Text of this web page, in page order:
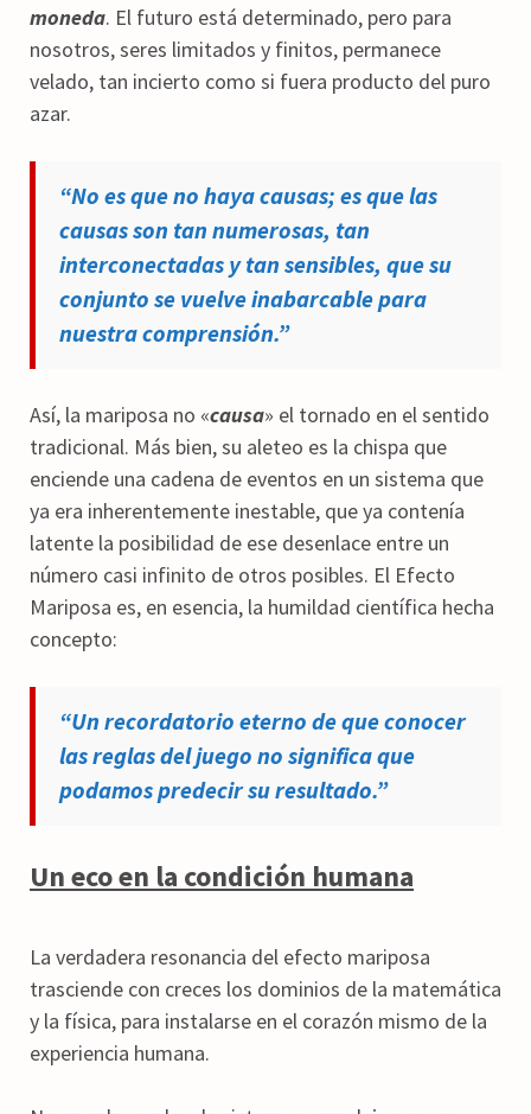
moneda. El futuro está determinado, pero para
nosotros, seres limitados y finitos, permanece
velado, tan incierto como si fuera producto del puro
azar.
“No es que no haya causas; es que las
causas son tan numerosas, tan
interconectadas y tan sensibles, que su
conjunto se vuelve inabarcable para
nuestra comprensión.”
Así, la mariposa no «causa» el tornado en el sentido
tradicional. Más bien, su aleteo es la chispa que
enciende una cadena de eventos en un sistema que
ya era inherentemente inestable, que ya contenía
latente la posibilidad de ese desenlace entre un
número casi infinito de otros posibles. El Efecto
Mariposa es, en esencia, la humildad científica hecha
concepto:
“Un recordatorio eterno de que conocer
las reglas del juego no significa que
podamos predecir su resultado.”
Un eco en la condición humana
La verdadera resonancia del efecto mariposa
trasciende con creces los dominios de la matemática
y la física, para instalarse en el corazón mismo de la
experiencia humana.